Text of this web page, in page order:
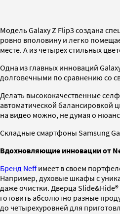
Модель Galaxy Z Flip3 создана
ровно вполовину и легко
месте. А из четырех стильных
Одна из главных инноваций
долговечными по сравнению со
Делать высококачественные
автоматической балансировкой
на видео можно, не думая о
Складные смартфоны Samsung
Вдохновляющие инновации от
Бренд Neffимеет в своем
Например, духовые шкафы с
даже очистки. Дверца
готовить абсолютно разные
до четырехуровней для